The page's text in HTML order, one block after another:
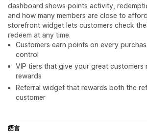
dashboard shows points activity,
and how many members are close to
storefront widget lets customers check
redeem at any time.
Customers earn points on every
control
VIP tiers that give your great customers
rewards
Referral widget that rewards both the
customer
語言